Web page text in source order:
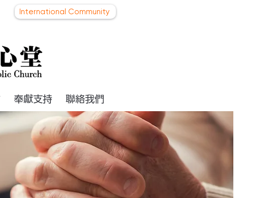
International Community
奉獻支持 聯絡我們